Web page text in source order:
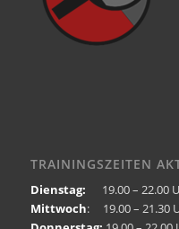
TRAININGSZEITEN
Dienstag: 19.00 – 22.00
Mittwoch: 19.00 – 21.30